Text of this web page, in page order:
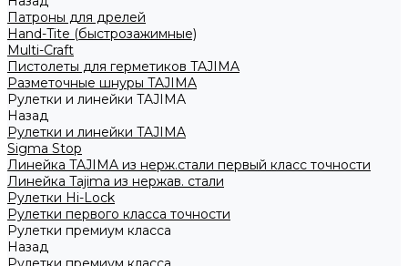
Патроны для дрелей
Hand-Tite (быстрозажимные)
Multi-Craft
Пистолеты для герметиков TAJIMA
Разметочные шнуры TAJIMA
Рулетки и линейки TAJIMA
Назад
Рулетки и линейки TAJIMA
Sigma Stop
Линейка TAJIMA из нерж.стали первый класс точности
Линейка Tajima из нержав. стали
Рулетки Hi-Lock
Рулетки первого класса точности
Рулетки премиум класса
Назад